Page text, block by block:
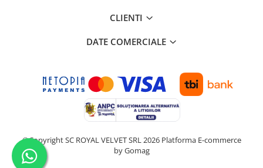
FLORENTINE TURQUOISE
JARDIN
RENAISSANCE RED
CLIENTI
DATE COMERCIALE
©Copyright SC ROYAL VELVET SRL 2026 Platforma E-commerce
by Gomag